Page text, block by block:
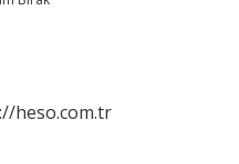
heso.com.tr